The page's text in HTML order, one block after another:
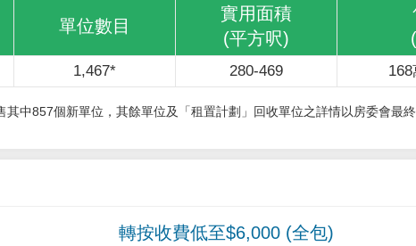
單位數目
實用面積
(平方呎)
1,467* 280-469
中857個新單位，其餘單位及「租置計劃」回收單位之詳情以房委會最終
轉按收費低至$6,000 (全包)